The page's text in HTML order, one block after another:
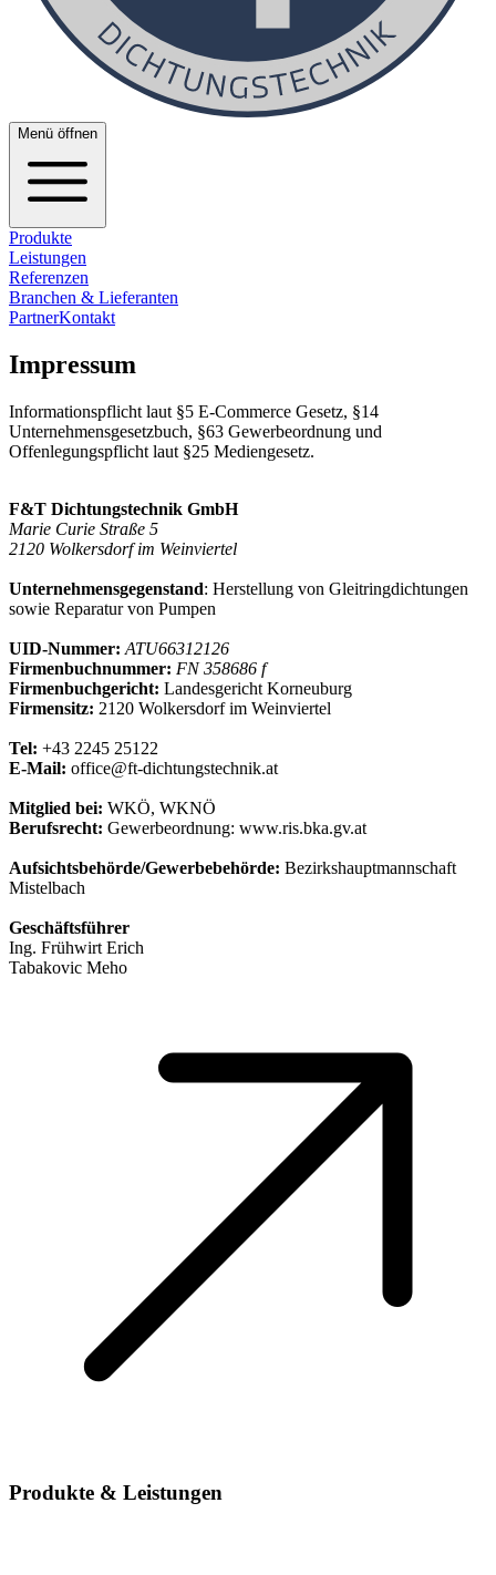
Menü öffnen
Produkte
Leistungen
Referenzen
Branchen & Lieferanten
PartnerKontakt
Impressum
Informationspflicht laut §5 E-Commerce Gesetz, §14
Unternehmensgesetzbuch, §63 Gewerbeordnung und
Offenlegungspflicht laut §25 Mediengesetz.
F&T Dichtungstechnik GmbH
Marie Curie Straße 5
2120 Wolkersdorf im Weinviertel
Unternehmensgegenstand: Herstellung von Gleitringdichtungen
sowie Reparatur von Pumpen
UID-Nummer: ATU66312126
Firmenbuchnummer: FN 358686 f
Firmenbuchgericht: Landesgericht Korneuburg
Firmensitz: 2120 Wolkersdorf im Weinviertel
Tel: +43 2245 25122
E-Mail: office@ft-dichtungstechnik.at
Mitglied bei: WKÖ, WKNÖ
Berufsrecht: Gewerbeordnung: www.ris.bka.gv.at
Aufsichtsbehörde/Gewerbebehörde: Bezirkshauptmannschaft
Mistelbach
Geschäftsführer
Ing. Frühwirt Erich
Tabakovic Meho
Produkte & Leistungen